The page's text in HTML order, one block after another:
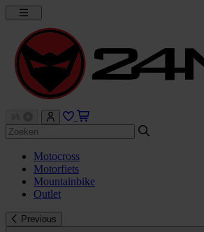
Motocross
Motorfiets
Mountainbike
Outlet
Previous